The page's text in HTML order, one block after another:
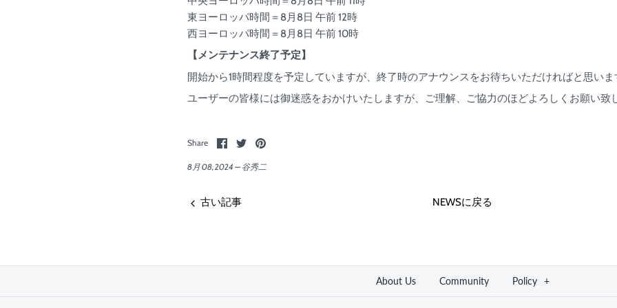
東ヨーロッパ時間＝8月8日 午前 12時
西ヨーロッパ時間＝8月8日 午前 10時
【メンテナンス終了予定】
開始から1時間程度を予定していますが、終了時のアナウンスをお待ちいただければと思いま
ユーザーの皆様には御迷惑をおかけいたしますが、ご理解、ご協力のほどよろしくお願い致
Share
Share
on
Facebook
Share
Twitter
Pin
main
image
8月 08, 2024 —谷秀二
古い記事 NEWSに戻る
About Us Community Policy +